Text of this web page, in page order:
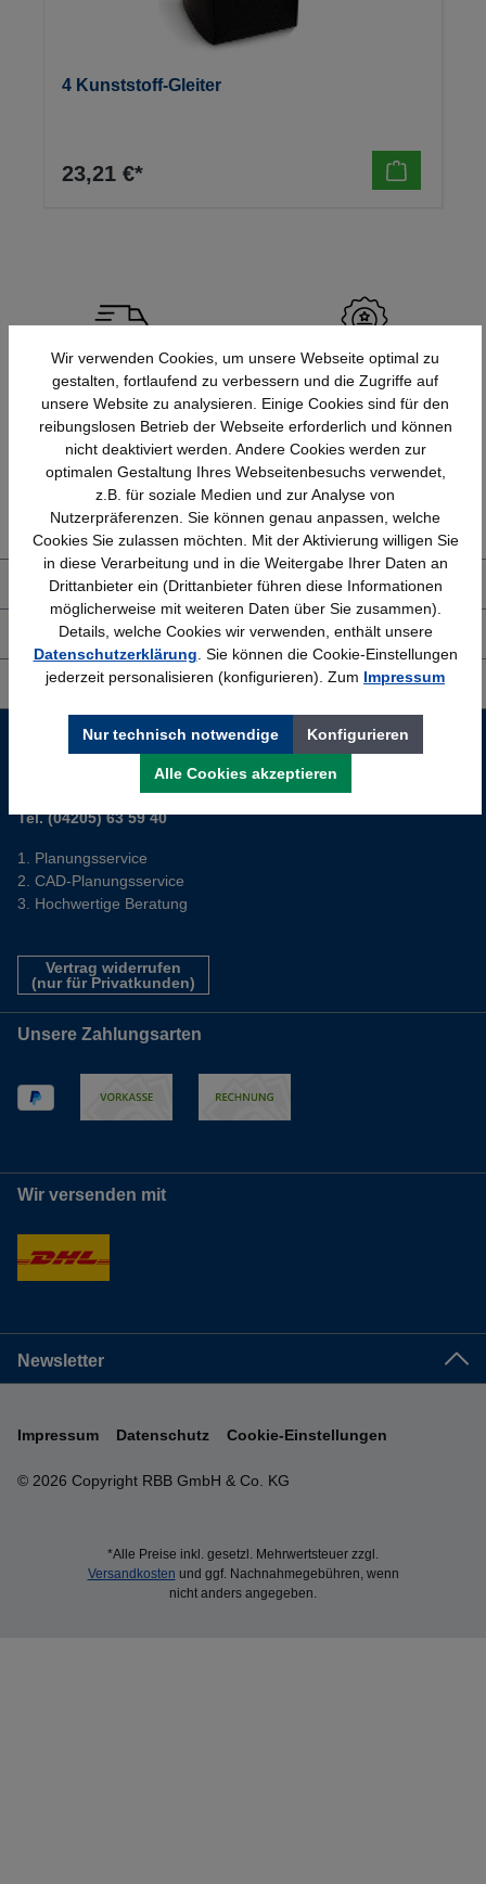
4 Kunststoff-Gleiter
23,21 €*
Schnelle Lieferung
Bundesweit
Topmarken
Faire Preise
Erfahrung
Bewährt seit 1958
Kostenlose Beratung
(04205) 635940
Über uns
Shop Service
Informationen
Service-Hotline
Sie planen ein neues Büro? Wir helfen Ihnen kostenlos dabei.
Tel. (04205) 63 59 40
Planungsservice
CAD-Planungsservice
Hochwertige Beratung
Vertrag widerrufen
(nur für Privatkunden)
Unsere Zahlungsarten
Wir versenden mit
Newsletter
© 2026 Copyright RBB GmbH & Co. KG
Impressum Datenschutz Cookie-Einstellungen
*Alle Preise inkl. gesetzl. Mehrwertsteuer zzgl.
Versandkosten und ggf. Nachnahmegebühren, wenn
nicht anders angegeben.
Wir verwenden Cookies, um unsere Webseite optimal zu
gestalten, fortlaufend zu verbessern und die Zugriffe auf
unsere Website zu analysieren. Einige Cookies sind für den
reibungslosen Betrieb der Webseite erforderlich und können
nicht deaktiviert werden. Andere Cookies werden zur
optimalen Gestaltung Ihres Webseitenbesuchs verwendet,
z.B. für soziale Medien und zur Analyse von
Nutzerpräferenzen. Sie können genau anpassen, welche
Cookies Sie zulassen möchten. Mit der Aktivierung willigen Sie
in diese Verarbeitung und in die Weitergabe Ihrer Daten an
Drittanbieter ein (Drittanbieter führen diese Informationen
möglicherweise mit weiteren Daten über Sie zusammen).
Details, welche Cookies wir verwenden, enthält unsere
Datenschutzerklärung . Sie können die Cookie-Einstellungen
jederzeit personalisieren (konfigurieren). Zum Impressum
Nur technisch notwendige Konfigurieren
Alle Cookies akzeptieren